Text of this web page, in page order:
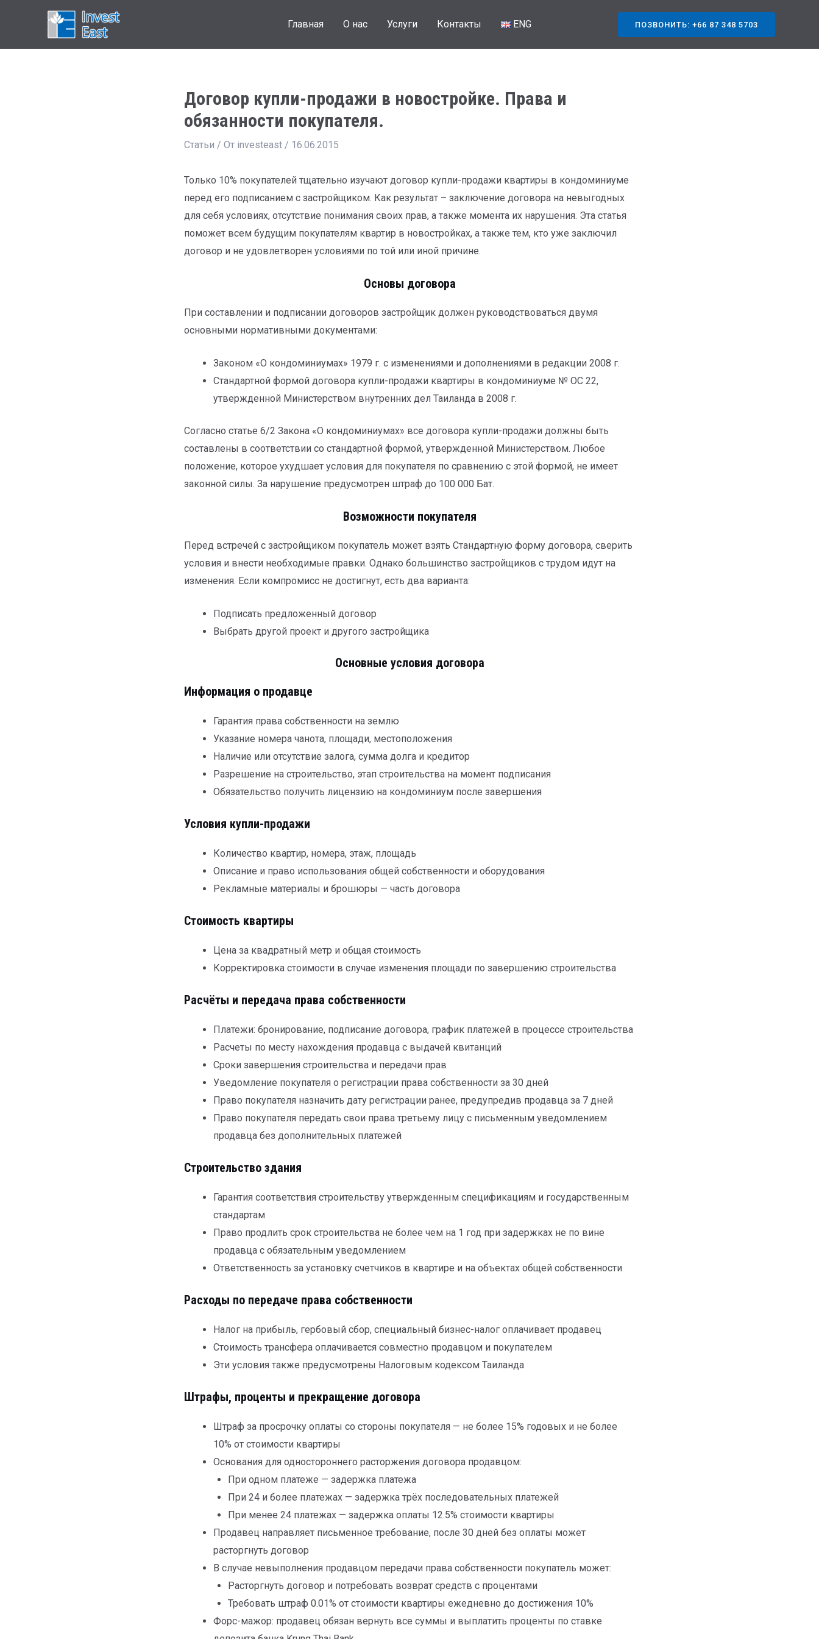
Главная О нас Услуги Контакты ENG ПОЗВОНИТЬ: +66 87 348 5703
Договор купли-продажи в новостройке. Права и
обязанности покупателя.
Статьи / От investeast / 16.06.2015
Только 10% покупателей тщательно изучают договор купли-продажи квартиры в кондоминиуме
перед его подписанием с застройщиком. Как результат – заключение договора на невыгодных
для себя условиях, отсутствие понимания своих прав, а также момента их нарушения. Эта статья
поможет всем будущим покупателям квартир в новостройках, а также тем, кто уже заключил
договор и не удовлетворен условиями по той или иной причине.
Основы договора
При составлении и подписании договоров застройщик должен руководствоваться двумя
основными нормативными документами:
Законом «О кондоминиумах» 1979 г. с изменениями и дополнениями в редакции 2008 г.
Стандартной формой договора купли-продажи квартиры в кондоминиуме № ОС 22,
утвержденной Министерством внутренних дел Таиланда в 2008 г.
Согласно статье 6/2 Закона «О кондоминиумах» все договора купли-продажи должны быть
составлены в соответствии со стандартной формой, утвержденной Министерством. Любое
положение, которое ухудшает условия для покупателя по сравнению с этой формой, не имеет
законной силы. За нарушение предусмотрен штраф до 100 000 Бат.
Возможности покупателя
Перед встречей с застройщиком покупатель может взять Стандартную форму договора, сверить
условия и внести необходимые правки. Однако большинство застройщиков с трудом идут на
изменения. Если компромисс не достигнут, есть два варианта:
Подписать предложенный договор
Выбрать другой проект и другого застройщика
Основные условия договора
Информация о продавце
Гарантия права собственности на землю
Указание номера чанота, площади, местоположения
Наличие или отсутствие залога, сумма долга и кредитор
Разрешение на строительство, этап строительства на момент подписания
Обязательство получить лицензию на кондоминиум после завершения
Условия купли-продажи
Количество квартир, номера, этаж, площадь
Описание и право использования общей собственности и оборудования
Рекламные материалы и брошюры — часть договора
Стоимость квартиры
Цена за квадратный метр и общая стоимость
Корректировка стоимости в случае изменения площади по завершению строительства
Расчёты и передача права собственности
Платежи: бронирование, подписание договора, график платежей в процессе строительства
Расчеты по месту нахождения продавца с выдачей квитанций
Сроки завершения строительства и передачи прав
Уведомление покупателя о регистрации права собственности за 30 дней
Право покупателя назначить дату регистрации ранее, предупредив продавца за 7 дней
Право покупателя передать свои права третьему лицу с письменным уведомлением
продавца без дополнительных платежей
Строительство здания
Гарантия соответствия строительству утвержденным спецификациям и государственным
стандартам
Право продлить срок строительства не более чем на 1 год при задержках не по вине
продавца с обязательным уведомлением
Ответственность за установку счетчиков в квартире и на объектах общей собственности
Расходы по передаче права собственности
Налог на прибыль, гербовый сбор, специальный бизнес-налог оплачивает продавец
Стоимость трансфера оплачивается совместно продавцом и покупателем
Эти условия также предусмотрены Налоговым кодексом Таиланда
Штрафы, проценты и прекращение договора
Штраф за просрочку оплаты со стороны покупателя — не более 15% годовых и не более
10% от стоимости квартиры
Основания для одностороннего расторжения договора продавцом:
При одном платеже — задержка платежа
При 24 и более платежах — задержка трёх последовательных платежей
При менее 24 платежах — задержка оплаты 12.5% стоимости квартиры
Продавец направляет письменное требование, после 30 дней без оплаты может
расторгнуть договор
В случае невыполнения продавцом передачи права собственности покупатель может:
Расторгнуть договор и потребовать возврат средств с процентами
Требовать штраф 0.01% от стоимости квартиры ежедневно до достижения 10%
Форс-мажор: продавец обязан вернуть все суммы и выплатить проценты по ставке